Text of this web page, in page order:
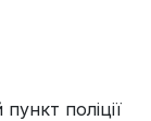
поліції